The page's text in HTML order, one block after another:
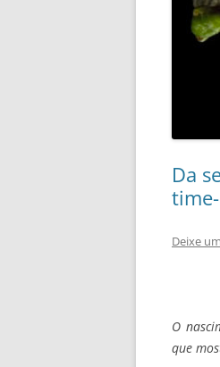
Da
Deixe
O
que